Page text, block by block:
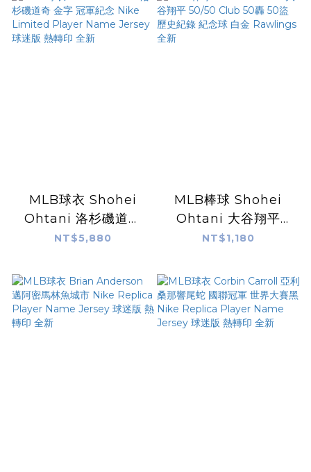
棉質 短袖 全新
版 熱轉印 全新
MLB球衣 Shohei
Ohtani 洛杉磯道奇
金字 冠軍紀念 Nike
Name Jersey 球迷
版 熱轉印 全新
NT$5,880
MLB棒球 Shohei
Ohtani 大谷翔平
50/50 Club 50轟 50
金 Rawlings 全新
NT$1,180